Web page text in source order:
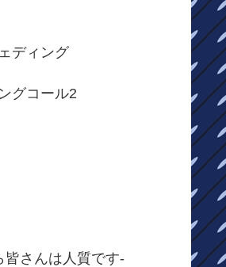
ディング
グコール2
皆さんは人質です-